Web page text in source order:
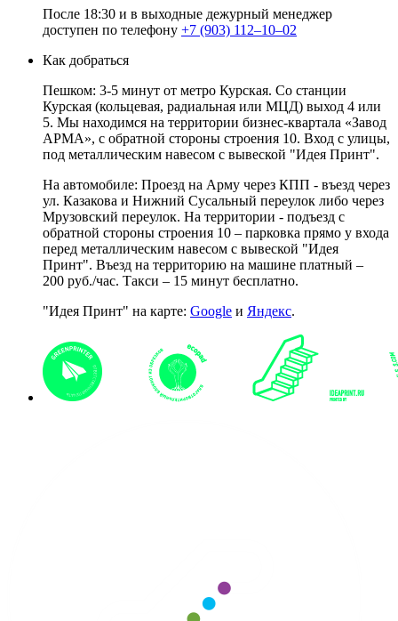
После 18:30 и в выходные дежурный менеджер
доступен по телефону +7 (903) 112–10–02
Как добраться
Пешком: 3-5 минут от метро Курская. Со станции
Курская (кольцевая, радиальная или МЦД) выход 4 или
5. Мы находимся на территории бизнес-квартала «Завод
АРМА», с обратной стороны строения 10. Вход с улицы,
под металлическим навесом с вывеской "Идея Принт".
На автомобиле: Проезд на Арму через КПП - въезд через
ул. Казакова и Нижний Сусальный переулок либо через
Мрузовский переулок. На территории - подъезд с
обратной стороны строения 10 – парковка прямо у входа
перед металлическим навесом с вывеской "Идея
Принт". Въезд на территорию на машине платный –
200 руб./час. Такси – 15 минут бесплатно.
"Идея Принт" на карте: Google и Яндекс.